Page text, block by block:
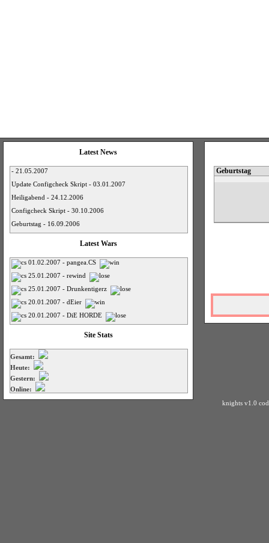
Latest News
- 21.05.2007
Update Configcheck Skript - 03.01.2007
Heiligabend - 24.12.2006
Configcheck Skript - 30.10.2006
Geburtstag - 16.09.2006
Latest Wars
01.02.2007 - pangea.CS
25.01.2007 - rewind
25.01.2007 - Drunkentigerz
20.01.2007 - dEier
20.01.2007 - DiE HORDE
Site Stats
Gesamt:
Heute:
Gestern:
Online:
Geburtstag
knights v1.0